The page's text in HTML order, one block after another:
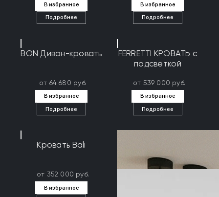
В избранное
Подробнее
В избранное
Подробнее
BON Диван-кровать
от 64 680 руб.
В избранное
Подробнее
FERRETTI КРОВАТЬ с
подсветкой
от 539 000 руб.
В избранное
Подробнее
Кровать Bali
от 352 000 руб.
В избранное